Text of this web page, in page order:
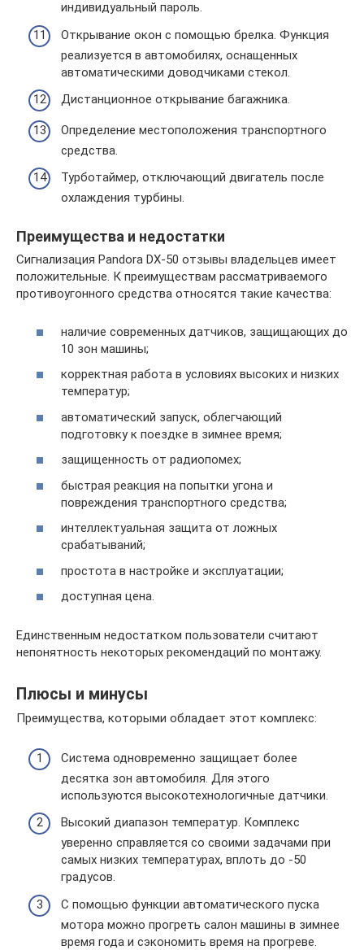
индивидуальный пароль.
Открывание окон с помощью брелка. Функция
реализуется в автомобилях, оснащенных
автоматическими доводчиками стекол.
Дистанционное открывание багажника.
Определение местоположения транспортного
средства.
Турботаймер, отключающий двигатель после
охлаждения турбины.
Преимущества и недостатки
Сигнализация Pandora DX-50 отзывы владельцев имеет
положительные. К преимуществам рассматриваемого
противоугонного средства относятся такие качества:
наличие современных датчиков, защищающих до
10 зон машины;
корректная работа в условиях высоких и низких
температур;
автоматический запуск, облегчающий
подготовку к поездке в зимнее время;
защищенность от радиопомех;
быстрая реакция на попытки угона и
повреждения транспортного средства;
интеллектуальная защита от ложных
срабатываний;
простота в настройке и эксплуатации;
доступная цена.
Единственным недостатком пользователи считают
непонятность некоторых рекомендаций по монтажу.
Плюсы и минусы
Преимущества, которыми обладает этот комплекс:
Система одновременно защищает более
десятка зон автомобиля. Для этого
используются высокотехнологичные датчики.
Высокий диапазон температур. Комплекс
уверенно справляется со своими задачами при
самых низких температурах, вплоть до -50
градусов.
С помощью функции автоматического пуска
мотора можно прогреть салон машины в зимнее
время года и сэкономить время на прогреве.